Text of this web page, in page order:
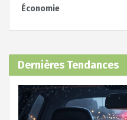
Économie
Dernières Tendances